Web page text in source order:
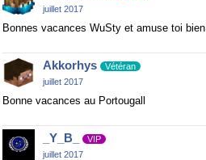
juillet 2017
Bonnes vacances WuSty et amuse toi bien
Akkorhys
Vétéran
juillet 2017
Bonne vacances au Portougall
_Y_B_
VIP
juillet 2017